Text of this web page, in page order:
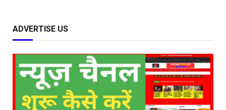
ADVERTISE US